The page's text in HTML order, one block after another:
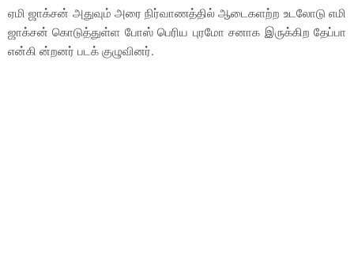
ஏமி ஜாக்சன் அதுவும் அரை நிர்வாணத்தில் ஆடைகளற்ற உடலோடு எமி
ஜாக்சன் கொடுத்துள்ள போஸ் பெரிய புரமோ சனாக இருக்கிற தேப்பா
என்கி ன்றனர் படக் குழுவினர்.